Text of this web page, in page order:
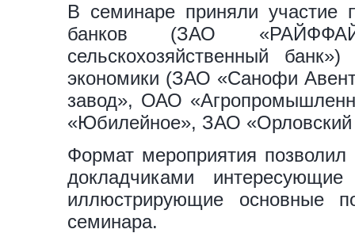
В семинаре приняли участие
банков (ЗАО
сельскохозяйственный
экономики (ЗАО «Санофи
завод», ОАО
«Юбилейное», ЗАО
Формат мероприятия
докладчиками
иллюстрирующие основные
семинара.